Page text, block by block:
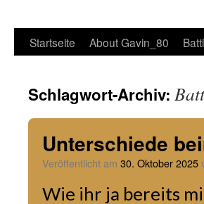
Startseite About Gavin_80
Schlagwort-Archiv:
Unterschiede
Veröffentlicht am 30. Oktober 2025
Wie ihr ja bereits